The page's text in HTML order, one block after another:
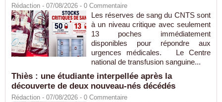
Rédaction - 07/08/2026 - 0 Commentaire
Les réserves de sang du CNTS sont
à un niveau critique avec seulement
13 poches immédiatement
disponibles pour répondre aux
urgences médicales. Le Centre
national de transfusion sanguine...
Thiès : une étudiante interpellée après la
découverte de deux nouveau-nés décédés
Rédaction - 07/08/2026 - 0 Commentaire